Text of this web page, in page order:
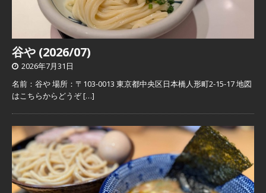
谷や (2026/07)
2026年7月31日
名前：谷や 場所：〒103-0013 東京都中央区日本橋人形町2-15-17 地図
はこちらからどうぞ[…]